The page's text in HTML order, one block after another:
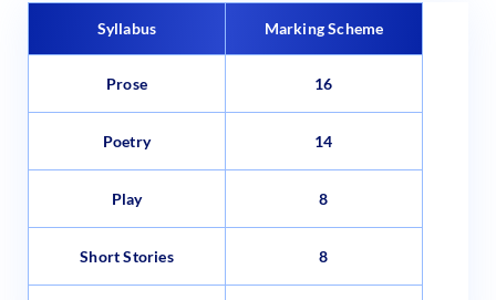
Prose 16
Poetry 14
Play 8
Short Stories 8
Figure of Speech 4